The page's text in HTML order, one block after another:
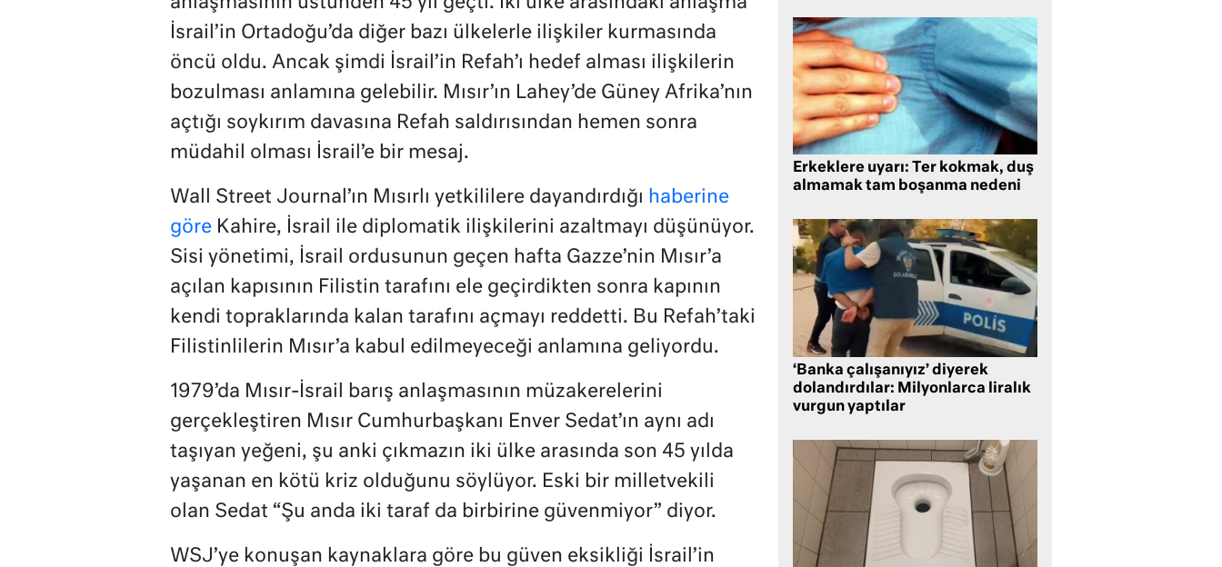
İsrail’in Ortadoğu’da diğer bazı ülkelerle ilişkiler kurmasında
öncü oldu. Ancak şimdi İsrail’in Refah’ı hedef alması ilişkilerin
bozulması anlamına gelebilir. Mısır’ın Lahey’de Güney Afrika’nın
açtığı soykırım davasına Refah saldırısından hemen sonra
müdahil olması İsrail’e bir mesaj.
Wall Street Journal’ın Mısırlı yetkililere dayandırdığı haberine
göreKahire, İsrail ile diplomatik ilişkilerini azaltmayı düşünüyor.
Sisi yönetimi, İsrail ordusunun geçen hafta Gazze’nin Mısır’a
açılan kapısının Filistin tarafını ele geçirdikten sonra kapının
kendi topraklarında kalan tarafını açmayı reddetti. Bu Refah’taki
Filistinlilerin Mısır’a kabul edilmeyeceği anlamına geliyordu.
1979’da Mısır-İsrail barış anlaşmasının müzakerelerini
gerçekleştiren Mısır Cumhurbaşkanı Enver Sedat’ın aynı adı
taşıyan yeğeni, şu anki çıkmazın iki ülke arasında son 45 yılda
yaşanan en kötü kriz olduğunu söylüyor. Eski bir milletvekili
olan Sedat “Şu anda iki taraf da birbirine güvenmiyor” diyor.
WSJ’ye konuşan kaynaklara göre bu güven eksikliği İsrail’in
Erkeklere uyarı: Ter kokmak, duş
almamak tam boşanma nedeni
‘Banka çalışanıyız’ diyerek
dolandırdılar: Milyonlarca liralık
vurgun yaptılar